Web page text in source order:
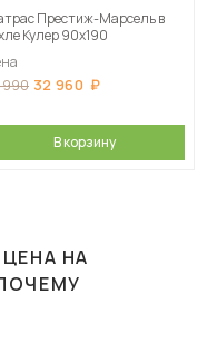
Престиж-Марсель в
Кулер 90х190
990 32 960
В корзину
НА